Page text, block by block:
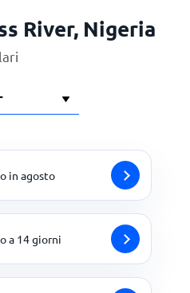
River, Nigeria
in agosto
a 14 giorni